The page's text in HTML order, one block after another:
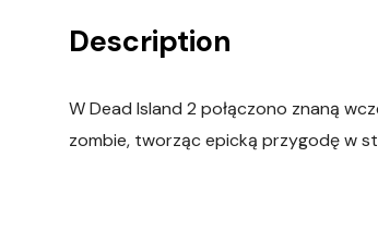
Description
W Dead Island 2 połączono znaną
zombie, tworząc epicką przygodę w